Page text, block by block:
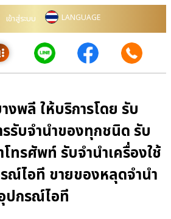
เข้าสู่ระบบ LANGUAGE
พลี ให้บริการโดย รับ
รับจำนำของทุกชนิด รับ
ทรศัพท์ รับจำนำเครื่องใช้
ณ์ไอที ขายของหลุดจำนำ
ปกรณ์ไอที